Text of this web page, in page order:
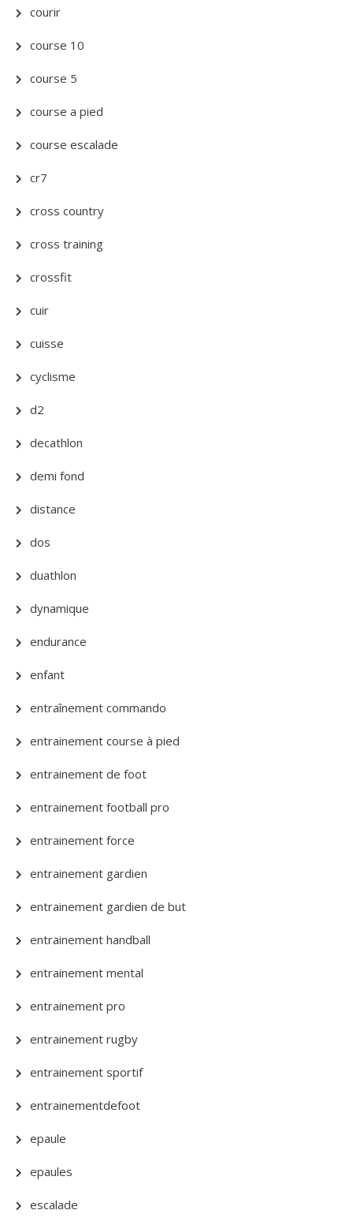
courir
course 10
course 5
course a pied
course escalade
cr7
cross country
cross training
crossfit
cuir
cuisse
cyclisme
d2
decathlon
demi fond
distance
dos
duathlon
dynamique
endurance
enfant
entraînement commando
entrainement course à pied
entrainement de foot
entrainement football pro
entrainement force
entrainement gardien
entrainement gardien de but
entrainement handball
entrainement mental
entrainement pro
entrainement rugby
entrainement sportif
entrainementdefoot
epaule
epaules
escalade